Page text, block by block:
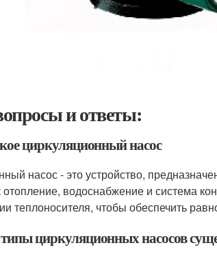
и ответы:
циркуляционный насос
насос - это устройство,
отопление, водоснабжение и система
теплоносителя, чтобы обеспечить
циркуляционных насосов